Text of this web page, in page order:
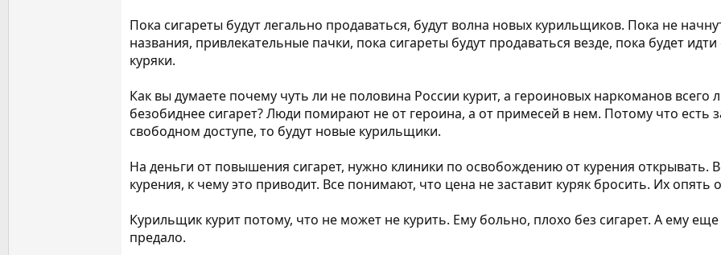
Пока сигареты будут легально продаваться, будут волна новых курильщиков. Пока не
названия, привлекательные пачки, пока сигареты будут продаваться везде, пока будет
куряки.
Как вы думаете почему чуть ли не половина России курит, а героиновых наркоманов
безобиднее сигарет? Люди помирают не от героина, а от примесей в нем. Потому что есть
свободном доступе, то будут новые курильщики.
На деньги от повышения сигарет, нужно клиники по освобождению от курения
курения, к чему это приводит. Все понимают, что цена не заставит куряк бросить. Их
Курильщик курит потому, что не может не курить. Ему больно, плохо без сигарет. А ему
предало.